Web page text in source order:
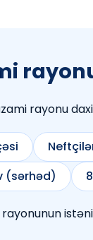
rayonu
(sərhəd)
rayonunun